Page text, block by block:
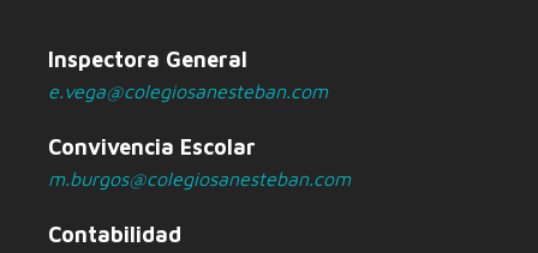
Inspectora General
e.vega@colegiosanesteban.com
Convivencia Escolar
m.burgos@colegiosanesteban.com
Contabilidad